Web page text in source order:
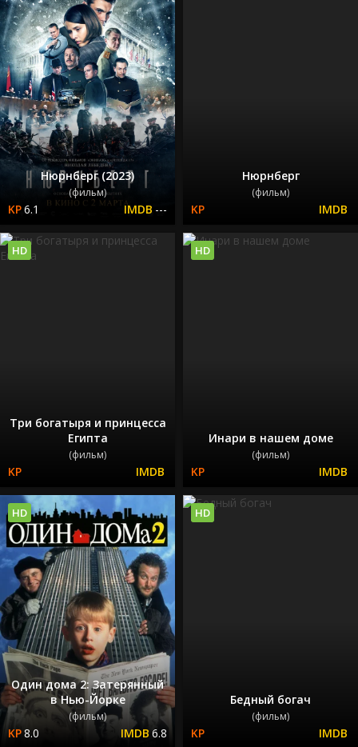
Нюрнберг (2023)
(фильм)
6.1 ---
Нюрнберг
(фильм)
Три богатыря и принцесса
Египта
(фильм)
HD
Инари в нашем доме
(фильм)
HD
Один дома 2: Затерянный
в Нью-Йорке
(фильм)
8.0 6.8
HD
Бедный богач
(фильм)
HD